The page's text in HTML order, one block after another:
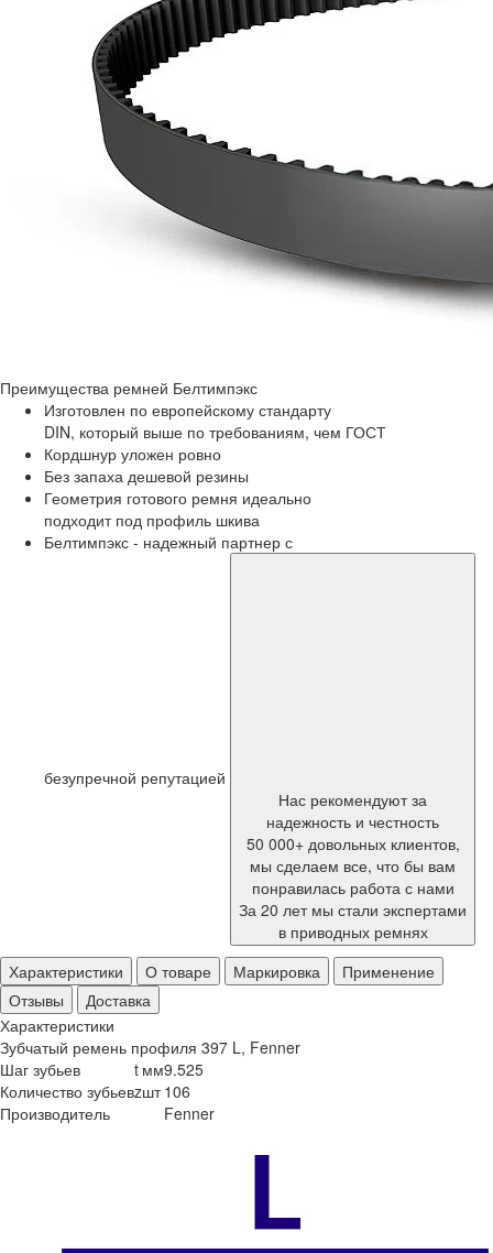
Преимущества ремней Белтимпэкс
Изготовлен по европейскому стандарту
DIN, который выше по требованиям, чем ГОСТ
Кордшнур уложен ровно
Без запаха дешевой резины
Геометрия готового ремня идеально
подходит под профиль шкива
Белтимпэкс - надежный партнер с
безупречной репутацией
Нас рекомендуют за
надежность и честность
50 000+ довольных клиентов,
мы сделаем все, что бы вам
понравилась работа с нами
За 20 лет мы стали экспертами
в приводных ремнях
Характеристики
О товаре Маркировка
Применение
Отзывы
Доставка
Характеристики
Зубчатый ремень профиля 397 L, Fenner
Шаг зубьев
t мм9.525
Количество зубьевzшт 106
Производитель
Fenner